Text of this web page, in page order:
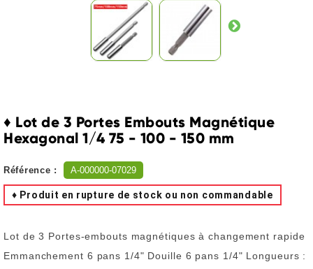
♦ Lot de 3 Portes Embouts Magnétique
Hexagonal 1/4 75 - 100 - 150 mm
Référence : A-000000-07029
♦ Produit en rupture de stock ou non commandable
Lot de 3 Portes-embouts magnétiques à changement rapide
Emmanchement 6 pans 1/4" Douille 6 pans 1/4" Longueurs :